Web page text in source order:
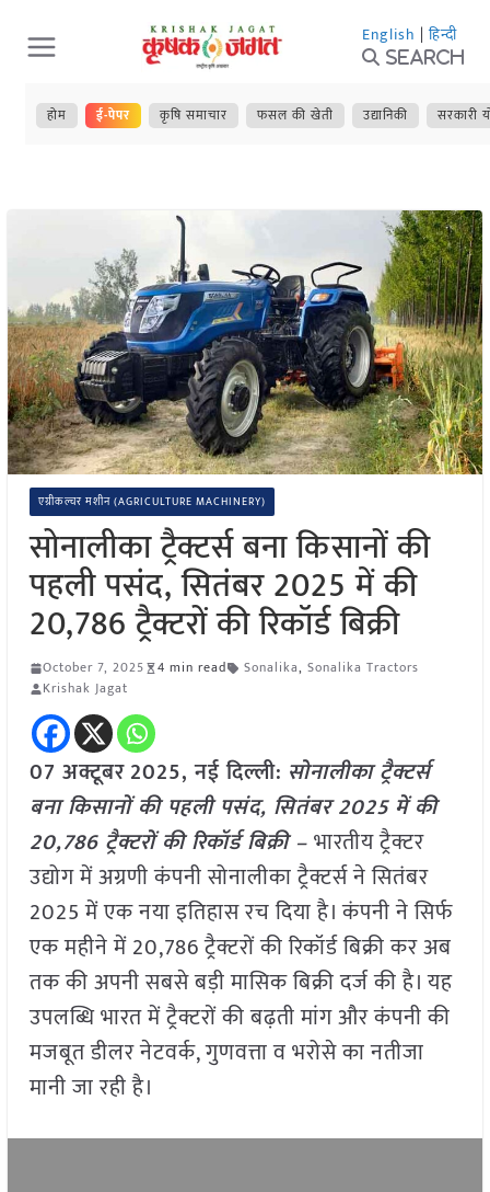
Skip
to
content
English | हिन्दी
Search
होम ई-पेपर कृषि समाचार फसल की खेती उद्यानिकी सरकारी
एग्रीकल्चर मशीन (AGRICULTURE MACHINERY)
सोनालीका ट्रैक्टर्स बना किसानों की
पहली पसंद, सितंबर 2025 में की
20,786 ट्रैक्टरों की रिकॉर्ड बिक्री
October 7, 2025 4 min read Sonalika, Sonalika Tractors
Krishak Jagat
07 अक्टूबर2025, नई दिल्ली: सोनालीका ट्रैक्टर्स
बना किसानों की पहली पसंद, सितंबर 2025 में की
20,786 ट्रैक्टरों की रिकॉर्ड बिक्री –भारतीय ट्रैक्टर
उद्योग में अग्रणी कंपनी सोनालीका ट्रैक्टर्स ने सितंबर
2025 में एक नया इतिहास रच दिया है। कंपनी ने सिर्फ
एक महीने में 20,786 ट्रैक्टरों की रिकॉर्ड बिक्री कर अब
तक की अपनी सबसे बड़ी मासिक बिक्री दर्ज की है। यह
उपलब्धि भारत में ट्रैक्टरों की बढ़ती मांग और कंपनी की
मजबूत डीलर नेटवर्क, गुणवत्ता व भरोसे का नतीजा
मानी जा रही है।